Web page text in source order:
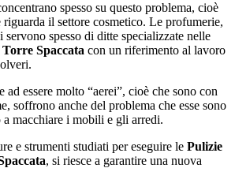
spesso su questo problema, cioè
il settore cosmetico. Le profumerie,
servono spesso di ditte specializzate nelle
Spaccata con un riferimento al lavoro
essere molto “aerei”, cioè che sono con
soffrono anche del problema che esse sono
macchiare i mobili e gli arredi.
e strumenti studiati per eseguire le Pulizie
, si riesce a garantire una nuova